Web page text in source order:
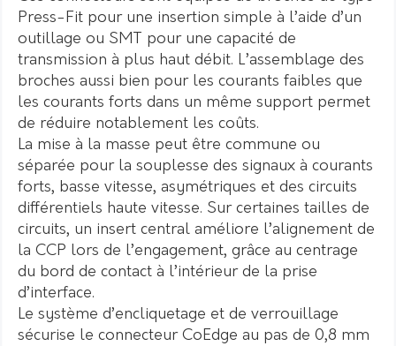
Press-Fit pour une insertion simple à l’aide d’un
outillage ou SMT pour une capacité de
transmission à plus haut débit. L’assemblage des
broches aussi bien pour les courants faibles que
les courants forts dans un même support permet
de réduire notablement les coûts.
La mise à la masse peut être commune ou
séparée pour la souplesse des signaux à courants
forts, basse vitesse, asymétriques et des circuits
différentiels haute vitesse. Sur certaines tailles de
circuits, un insert central améliore l’alignement de
la CCP lors de l’engagement, grâce au centrage
du bord de contact à l’intérieur de la prise
d’interface.
Le système d’encliquetage et de verrouillage
sécurise le connecteur CoEdge au pas de 0,8 mm